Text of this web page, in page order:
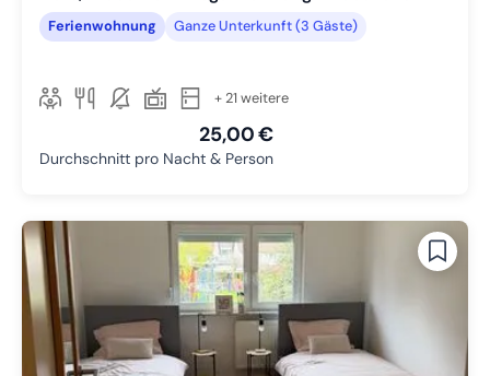
Ferienwohnung Ganze Unterkunft (3 Gäste)
+ 21 weitere
25,00 €
Durchschnitt pro Nacht & Person